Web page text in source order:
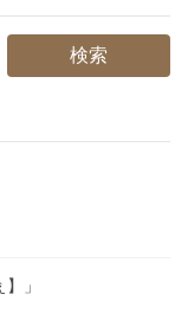
」